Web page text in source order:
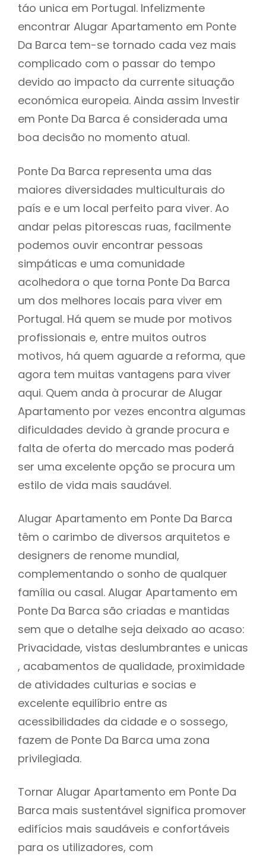
táo unica em Portugal. Infelizmente
encontrar Alugar Apartamento em Ponte
Da Barca tem-se tornado cada vez mais
complicado com o passar do tempo
devido ao impacto da currente situação
económica europeia. Ainda assim Investir
em Ponte Da Barca é considerada uma
boa decisão no momento atual.
Ponte Da Barca representa uma das
maiores diversidades multiculturais do
país e e um local perfeito para viver. Ao
andar pelas pitorescas ruas, facilmente
podemos ouvir encontrar pessoas
simpáticas e uma comunidade
acolhedora o que torna Ponte Da Barca
um dos melhores locais para viver em
Portugal. Há quem se mude por motivos
profissionais e, entre muitos outros
motivos, há quem aguarde a reforma, que
agora tem muitas vantagens para viver
aqui. Quem anda à procurar de Alugar
Apartamento por vezes encontra algumas
dificuldades devido à grande procura e
falta de oferta do mercado mas poderá
ser uma excelente opção se procura um
estilo de vida mais saudável.
Alugar Apartamento em Ponte Da Barca
têm o carimbo de diversos arquitetos e
designers de renome mundial,
complementando o sonho de qualquer
família ou casal. Alugar Apartamento em
Ponte Da Barca são criadas e mantidas
sem que o detalhe seja deixado ao acaso:
Privacidade, vistas deslumbrantes e unicas
, acabamentos de qualidade, proximidade
de atividades culturias e socias e
excelente equilíbrio entre as
acessibilidades da cidade e o sossego,
fazem de Ponte Da Barca uma zona
privilegiada.
Tornar Alugar Apartamento em Ponte Da
Barca mais sustentável significa promover
edifícios mais saudáveis e confortáveis
para os utilizadores, com